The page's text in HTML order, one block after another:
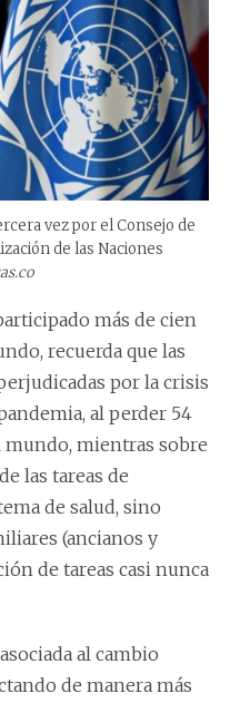
vez por el Consejo de
de las Naciones
más de cien
recuerda que las
por la crisis
al perder 54
mientras sobre
las tareas de
de salud, sino
(ancianos y
de tareas casi nunca
al cambio
de manera más